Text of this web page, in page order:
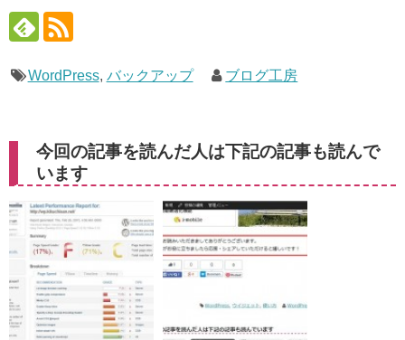
WordPress, バックアップ ブログ工房
今回の記事を読んだ人は下記の記事も読んで
います